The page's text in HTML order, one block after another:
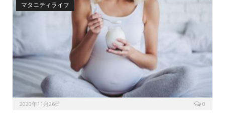
マタニティライフ
2020年11月26日 0